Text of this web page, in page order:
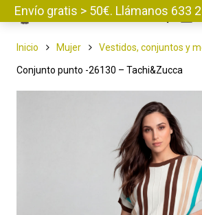
Inicio Mujer Vestidos, conjuntos y
Conjunto punto -26130 – Tachi&Zucca
Envío gratis > 50€. Llámanos 633